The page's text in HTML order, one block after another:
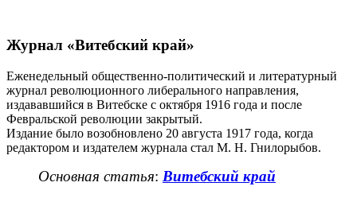
Журнал «Витебский край»
Еженедельный общественно-политический и литературный
журнал революционного либерального направления,
издававшийся в Витебске с октября 1916 года и после
Февральской революции закрытый.
Издание было возобновлено 20 августа 1917 года, когда
редактором и издателем журнала стал М. Н. Гнилорыбов.
Основная статья: Витебский край